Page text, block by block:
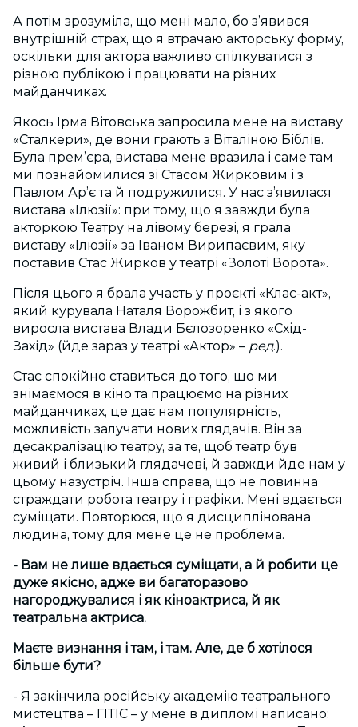
А потім зрозуміла, що мені мало, бо з’явився
внутрішній страх, що я втрачаю акторську форму,
оскільки для актора важливо спілкуватися з
різною публікою і працювати на різних
майданчиках.
Якось Ірма Вітовська запросила мене на виставу
«Сталкери», де вони грають з Віталіною Біблів.
Була прем’єра, вистава мене вразила і саме там
ми познайомилися зі Стасом Жирковим і з
Павлом Ар’є та й подружилися. У нас з’явилася
вистава «Ілюзії»: при тому, що я завжди була
акторкою Театру на лівому березі, я грала
виставу «Ілюзії» за Іваном Вирипаєвим, яку
поставив Стас Жирков у театрі «Золоті Ворота».
Після цього я брала участь у проєкті «Клас-акт»,
який курувала Наталя Ворожбит, і з якого
виросла вистава Влади Бєлозоренко «Схід-
Захід» (йде зараз у театрі «Актор» – ред.).
Стас спокійно ставиться до того, що ми
знімаємося в кіно та працюємо на різних
майданчиках, це дає нам популярність,
можливість залучати нових глядачів. Він за
десакралізацію театру, за те, щоб театр був
живий і близький глядачеві, й завжди йде нам у
цьому назустріч. Інша справа, що не повинна
страждати робота театру і графіки. Мені вдається
суміщати. Повторюся, що я дисциплінована
людина, тому для мене це не проблема.
- Вам не лише вдається суміщати, а й робити це
дуже якісно, адже ви багаторазово
нагороджувалися і як кіноактриса, й як
театральна актриса.
Маєте визнання і там, і там. Але, де б хотілося
більше бути?
- Я закінчила російську академію театрального
мистецтва – ГІТІС – у мене в дипломі написано: